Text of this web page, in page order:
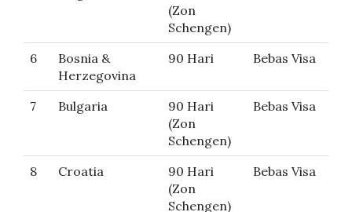
(Zon
Schengen)
6
Bosnia &
Herzegovina
90 Hari Bebas Visa
7 Bulgaria
90 Hari
(Zon
Schengen)
Bebas Visa
8 Croatia
90 Hari
(Zon
Schengen)
Bebas Visa